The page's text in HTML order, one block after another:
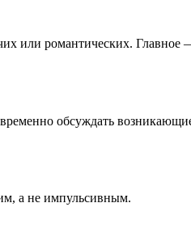
или романтических.
обсуждать
а не импульсивным.